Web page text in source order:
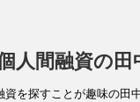
人間融資の田
資を探すことが趣味の田